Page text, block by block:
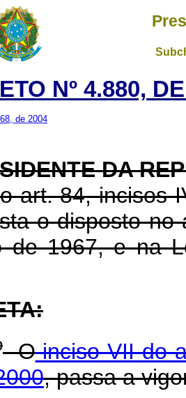
Nº 4.880,
de 2004
DA
art. 84, incisos
o disposto no
de 1967, e na
Oinciso VII do
, passa a